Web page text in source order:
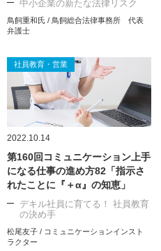
中小企業の新たな法律リスク
鳥飼重和氏 / 鳥飼総合法律事務所 代表
弁護士
社員教育・営業
2022.10.14
第160回コミュニケーション上手
になる仕事の進め方82「指示さ
れたことに『＋α』の知恵」
デキル社員に育てる！ 社員教育
の決め手
松尾友子 / コミュニケーションインスト
ラクター